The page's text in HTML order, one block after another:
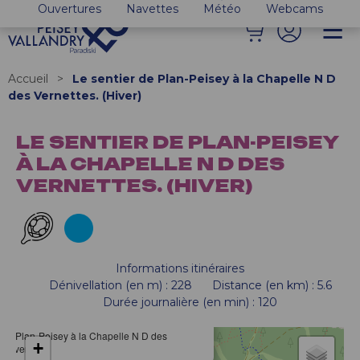
Ouvertures Navettes Météo Webcams
Accueil >
Le sentier de Plan-Peisey à la Chapelle N D
des Vernettes. (Hiver)
LE SENTIER DE PLAN-PEISEY
À LA CHAPELLE N D DES
VERNETTES. (HIVER)
Informations itinéraires
Dénivellation (en m) : 228 Distance (en km) : 5.6
Durée journalière (en min) : 120
Plan-Peisey à la Chapelle N D des
+